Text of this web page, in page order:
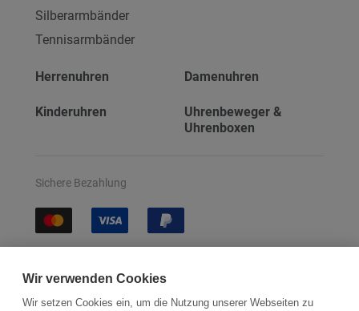
Silberarmbänder
Tennisarmbänder
Herrenuhren Damenuhren
Kinderuhren
Uhrenbeweger &
Uhrenboxen
Sichere Bezahlung
Wir verwenden Cookies
Wir setzen Cookies ein, um die Nutzung unserer Webseiten zu